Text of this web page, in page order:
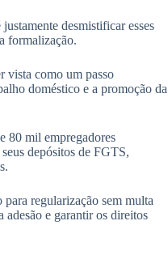
desmistificar esses
formalização.
vista como um passo
doméstico e a promoção da
80 mil empregadores
depósitos de FGTS,
regularização sem multa
adesão e garantir os direitos